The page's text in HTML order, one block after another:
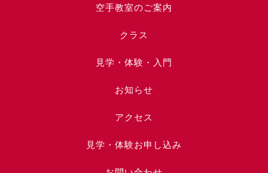
空手教室のご案内
クラス
見学・体験・入門
お知らせ
アクセス
見学・体験お申し込み